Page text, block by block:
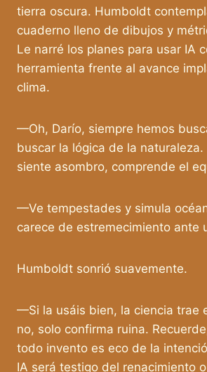
tierra oscura. Humboldt
cuaderno lleno de dibujos y
Le narré los planes para usar IA
herramienta frente al avance
clima.
—Oh, Darío, siempre hemos
buscar la lógica de la naturaleza.
siente asombro, comprende el
—Ve tempestades y simula
carece de estremecimiento ante
Humboldt sonrió suavemente.
—Si la usáis bien, la ciencia trae
no, solo confirma ruina.
todo invento es eco de la
IA será testigo del renacimiento